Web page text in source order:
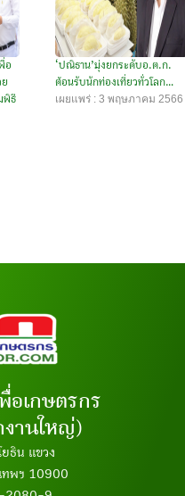
อ
พิธี
‘ปณิธาน’มุ่งยกระดับอ.ต.ก.
ต้อนรับนักท่องเที่ยวทั่วโลก...
เผยแพร่ : 3 พฤษภาคม 2566
อเกษตรกร
านใหญ่)
ธิน แขวง
ทพฯ 10900